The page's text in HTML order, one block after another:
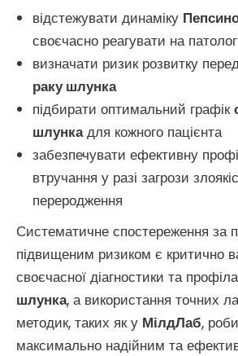
відстежувати динаміку
своєчасно реагувати на
визначати ризик розвитку
раку шлунка
підбирати оптимальний графік
шлункадля кожного пацієнта
забезпечувати ефективну
втручання у разі загрози
переродження
Систематичне спостереження за
підвищеним ризиком є критично
своєчасної діагностики та
шлунка, а використання точних
методик, таких як у МілдЛаб,
максимально надійним та